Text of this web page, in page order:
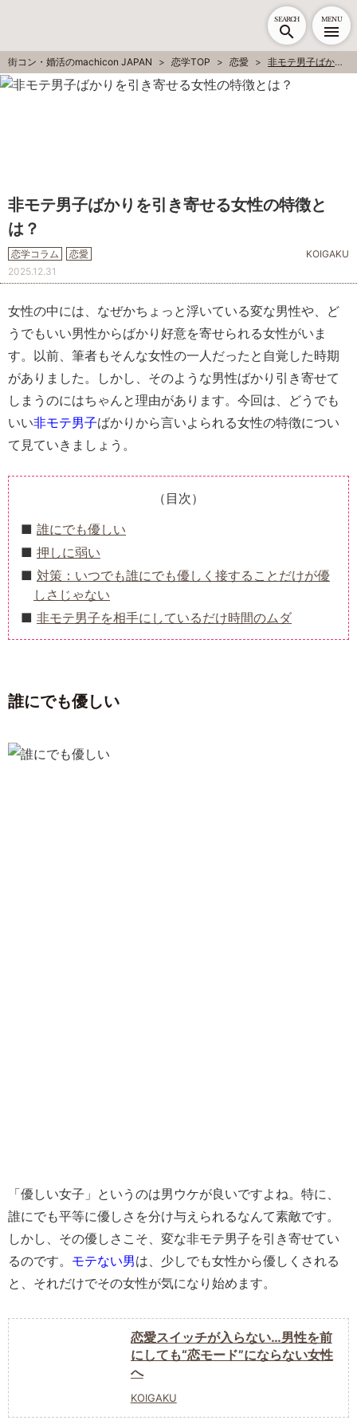
SEARCH MENU
街コン・婚活のmachicon JAPAN 恋学TOP 恋愛 非モテ男子ばかりを引き寄せる女性の特徴とは？
非モテ男子ばかりを引き寄せる女性の特徴と
は？
恋学コラム 恋愛
KOIGAKU
2025.12.31
女性の中には、なぜかちょっと浮いている変な男性や、ど
うでもいい男性からばかり好意を寄せられる女性がいま
す。以前、筆者もそんな女性の一人だったと自覚した時期
がありました。しかし、そのような男性ばかり引き寄せて
しまうのにはちゃんと理由があります。今回は、どうでも
いい非モテ男子ばかりから言いよられる女性の特徴につい
て見ていきましょう。
（目次）
誰にでも優しい
押しに弱い
対策：いつでも誰にでも優しく接することだけが優
しさじゃない
非モテ男子を相手にしているだけ時間のムダ
誰にでも優しい
「優しい女子」 というのは男ウケが良いですよね。特に、
誰にでも平等に優しさを分け与えられるなんて素敵です。
しかし、その優しさこそ、変な非モテ男子を引き寄せてい
るのです。 モテない男は、少しでも女性から優しくされる
と、それだけでその女性が気になり始めます。
恋愛スイッチが入らない…男性を前
にしても“恋モード”にならない女性
へ
KOIGAKU